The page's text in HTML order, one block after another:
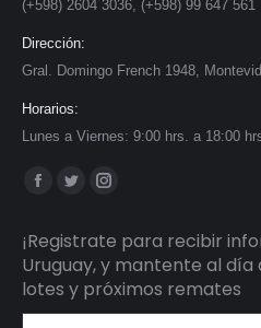
(+598) 2604 3036, (+598) 99 647 561
Dirección:
Gral. Domingo French 1948,
Horarios:
Lunes a Viernes: 9:00 hrs. a 18:00
Find us on:
Facebook
opens
Twitter
opens
Instagram
opens
in
¡Registrate para recibir
Uruguay, y mantente al día
lotes y próximos remates